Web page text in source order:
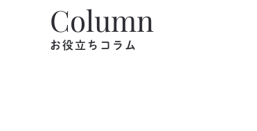
Column
お役立ちコラム